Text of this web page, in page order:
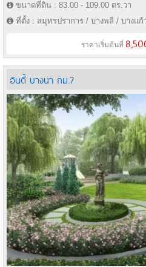
ขนาดที่ดิน : 83.00 - 109.00 ตร.วา
ที่ตั้ง : สมุทรปราการ / บางพลี / บางแก้
ราคาเริ่มต้นที่
อินดี้ บางนา กม.7